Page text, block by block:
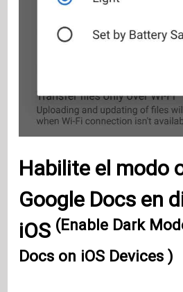
Habilite el modo
Google Docs en
iOS (Enable Dark
Docs on iOS Devices )